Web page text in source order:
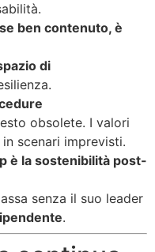
ben contenuto, è
di
obsolete. I valori
scenari imprevisti.
è la sostenibilità post-
senza il suo leader
.